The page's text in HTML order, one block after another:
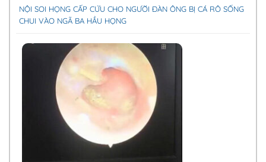
NỘI SOI HỌNG CẤP CỨU CHO NGƯỜI ĐÀN ÔNG BỊ CÁ RÔ SỐNG
CHUI VÀO NGÃ BA HẦU HỌNG